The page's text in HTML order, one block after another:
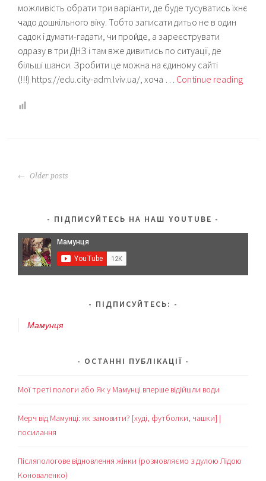
можливість обрати три варіанти, де буде тусуватись їхнє
чадо дошкільного віку. Тобто записати дитьо не в один
садок і думати-гадати, чи пройде, а зареєструвати
одразу в три ДНЗ і там вже дивитись по ситуації, де
більші шанси. Зробити це можна на єдиному сайті
(!!!) https://edu.city-adm.lviv.ua/, хоча … Continue readingЯк
POSTS
Older posts
ПІДПИСУЙТЕСЬ НА НАШ YOUTUBE
ПІДПИСУЙТЕСЬ:
Мамунця
ОСТАННІ ПУБЛІКАЦІЇ
Мої треті пологи або Як у Мамунці вперше відійшли води
Мерч від Мамунці: як замовити? [худі, футболки, чашки] |
посилання
Післяпологове відновлення жінки (розмовляємо з дулою Лідою
Коноваленко)